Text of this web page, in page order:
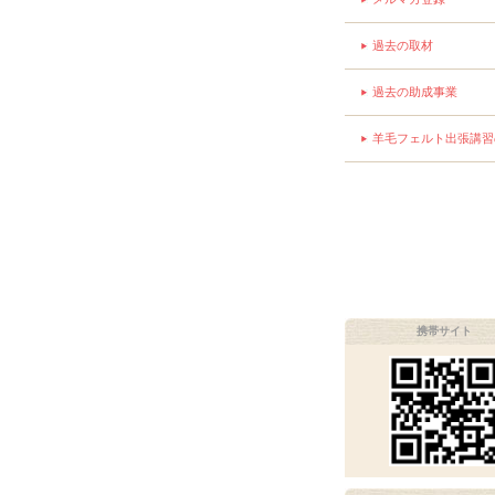
過去の取材
過去の助成事業
羊毛フェルト出張講
携帯サイト